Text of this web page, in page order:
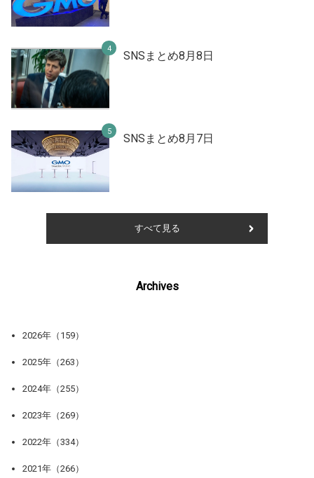
SNSまとめ8月8日
SNSまとめ8月7日
すべて見る
Archives
2026年（159）
2025年（263）
2024年（255）
2023年（269）
2022年（334）
2021年（266）